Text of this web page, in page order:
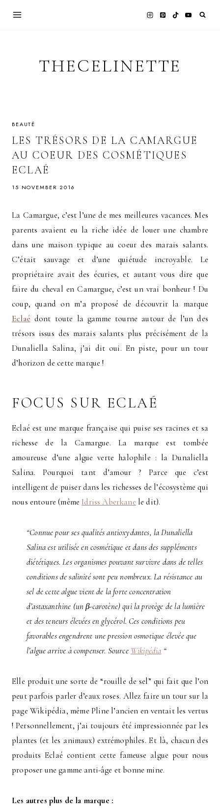
THECELINETTE
BEAUTÉ
LES TRÉSORS DE LA CAMARGUE
AU COEUR DES COSMÉTIQUES
ECLAÉ
15 NOVEMBER 2016
La Camargue, c’est l’une de mes meilleures vacances. Mes
parents avaient eu la riche idée de louer une chambre
dans une maison typique au coeur des marais salants.
C’était sauvage et d’une quiétude incroyable. Le
propriétaire avait des écuries, et autant vous dire que
faire du cheval en Camargue, c’est un vrai bonheur ! Du
coup, quand on m’a proposé de découvrir la marque
Eclaé dont toute la gamme tourne autour de l’un des
trésors issus des marais salants plus précisément de la
Dunaliella Salina, j’ai dit oui. En piste, pour un tour
d’horizon de cette marque !
FOCUS SUR ECLAÉ
Eclaé est une marque française qui puise ses racines et sa
richesse de la Camargue. La marque est tombée
amoureuse d’une algue verte halophile : la Dunaliella
Salina. Pourquoi tant d’amour ? Parce que c’est
intelligent de puiser dans les richesses de l’écosystème qui
nous entoure (même Idriss Aberkane le dit).
“Connue pour ses qualités antioxydantes, la Dunaliella
Salina est utilisée en cosmétique et dans des suppléments
diététiques. Les organismes pouvant survivre dans de telles
conditions de salinité sont peu nombreux. La résistance au
sel de cette algue vient de la forte concentration
d’astaxanthine (un β-carotène) qui la protège de la lumière
et des teneurs élevées en glycérol. Ces conditions peu
favorables engendrent une pression osmotique élevée que
l’algue arrive à compenser. Source Wikipédia “
Elle produit une sorte de “rouille de sel” qui fait que l’on
peut parfois parler d’eaux roses. Allez faire un tour sur la
page Wikipédia, même Pline l’ancien en ventait les vertus
! Personnellement, j’ai toujours été impressionnée par les
plantes (et les animaux) extrémophiles. Et là, chacun des
produits Eclaé contient cette fameuse algue pour nous
proposer une gamme anti-âge et bonne mine.
Les autres plus de la marque :